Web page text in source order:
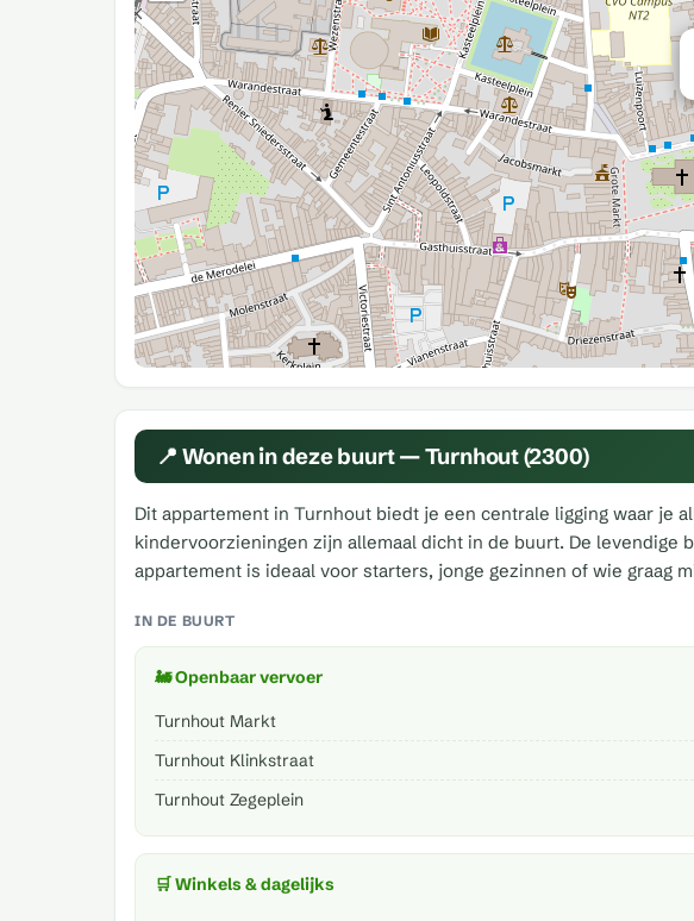
📍 Wonen in deze buurt — Turnhout (2300)
Dit appartement in Turnhout biedt je een centrale ligging waar je
kindervoorzieningen zijn allemaal dicht in de buurt. De levendige
appartement is ideaal voor starters, jonge gezinnen of wie graag
IN DE BUURT
🚂 Openbaar vervoer
Turnhout Markt
Turnhout Klinkstraat
Turnhout Zegeplein
🛒 Winkels & dagelijks